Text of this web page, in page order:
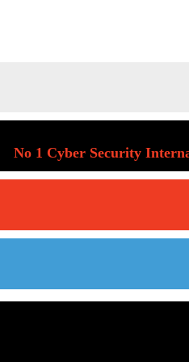
No 1 Cyber Security